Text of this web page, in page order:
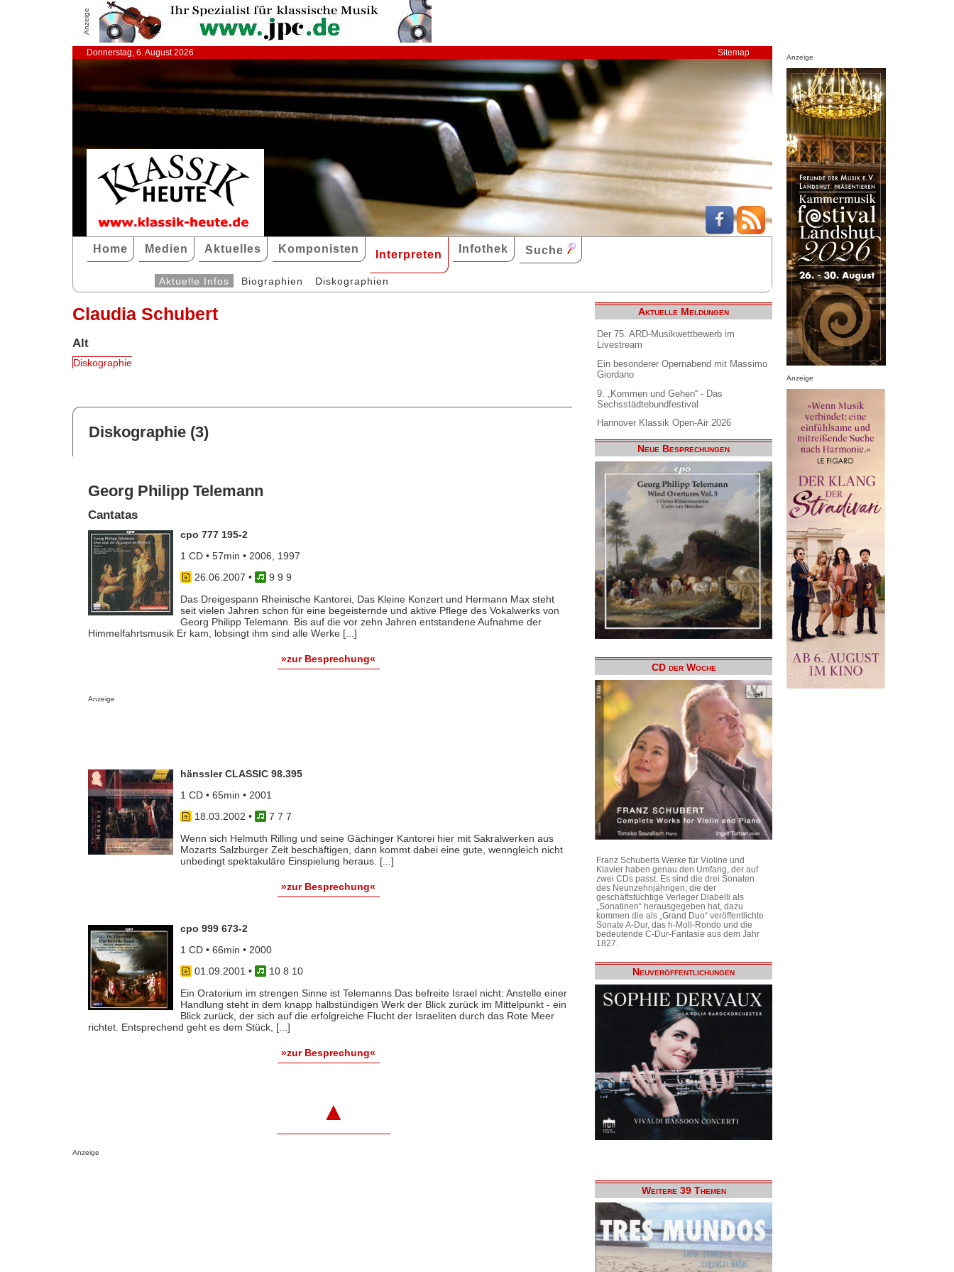
Anzeige
Donnerstag, 6. August 2026 Sitemap
Home Medien Aktuelles Komponisten Interpreten Infothek Suche
Aktuelle Infos Biographien Diskographien
Claudia Schubert
Alt
Diskographie
Diskographie (3)
Georg Philipp Telemann
Cantatas
cpo 777 195-2
1 CD • 57min • 2006, 1997
26.06.2007 •
9 9 9
Das Dreigespann Rheinische Kantorei, Das Kleine Konzert und Hermann Max steht
seit vielen Jahren schon für eine begeisternde und aktive Pflege des Vokalwerks von
Georg Philipp Telemann. Bis auf die vor zehn Jahren entstandene Aufnahme der
Himmelfahrtsmusik Er kam, lobsingt ihm sind alle Werke [...]
»zur Besprechung«
Anzeige
hänssler CLASSIC 98.395
1 CD • 65min • 2001
18.03.2002 •
7 7 7
Wenn sich Helmuth Rilling und seine Gächinger Kantorei hier mit Sakralwerken aus
Mozarts Salzburger Zeit beschäftigen, dann kommt dabei eine gute, wenngleich nicht
unbedingt spektakuläre Einspielung heraus. [...]
»zur Besprechung«
cpo 999 673-2
1 CD • 66min • 2000
01.09.2001 •
10 8 10
Ein Oratorium im strengen Sinne ist Telemanns Das befreite Israel nicht: Anstelle einer
Handlung steht in dem knapp halbstündigen Werk der Blick zurück im Mittelpunkt - ein
Blick zurück, der sich auf die erfolgreiche Flucht der Israeliten durch das Rote Meer
richtet. Entsprechend geht es dem Stück, [...]
»zur Besprechung«
▲
Anzeige
Aktuelle Meldungen
Der 75. ARD-Musikwettbewerb im
Livestream
Ein besonderer Opernabend mit Massimo
Giordano
9. „Kommen und Gehen“ - Das
Sechsstädtebundfestival
Hannover Klassik Open-Air 2026
Neue Besprechungen
CD der Woche
Franz Schuberts Werke für Violine und
Klavier haben genau den Umfang, der auf
zwei CDs passt. Es sind die drei Sonaten
des Neunzehnjährigen, die der
geschäftstüchtige Verleger Diabelli als
„Sonatinen“ herausgegeben hat, dazu
kommen die als „Grand Duo“ veröffentlichte
Sonate A-Dur, das h-Moll-Rondo und die
bedeutende C-Dur-Fantasie aus dem Jahr
1827.
Neuveröffentlichungen
Weitere 39 Themen
Anzeige
Anzeige